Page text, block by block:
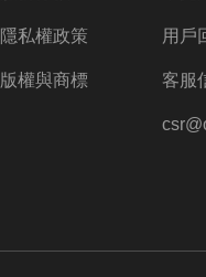
隱私權政策
版權與商標
用戶
客服